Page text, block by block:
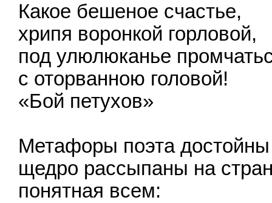
Какое бешеное счастье,
хрипя воронкой горловой,
под улюлюканье
с оторванною головой!
«Бой петухов»
Метафоры поэта достойны
щедро рассыпаны на
понятная всем: